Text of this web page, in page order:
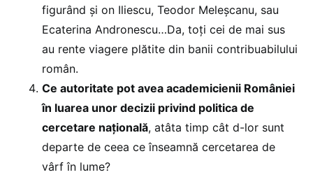
figurând și on Iliescu, Teodor Meleșcanu, sau
Ecaterina Andronescu…Da, toți cei de mai sus
au rente viagere plătite din banii contribuabilului
român.
Ce autoritate pot avea academicienii României
în luarea unor decizii privind politica de
cercetare națională, atâta timp cât d-lor sunt
departe de ceea ce înseamnă cercetarea de
vârf în lume?